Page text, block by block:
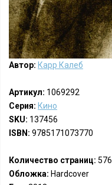
Автор: Карр Калеб
Артикул: 1069292
Серия: Кино
SKU: 137456
ISBN: 9785171073770
Количество страниц: 576
Обложка: Hardcover